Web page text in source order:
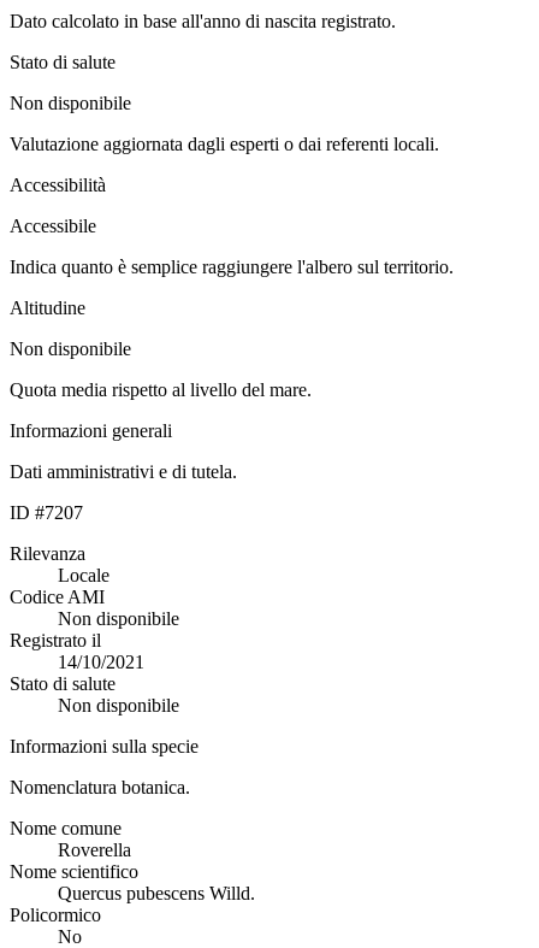
Dato calcolato in base all'anno di nascita registrato.
Stato di salute
Non disponibile
Valutazione aggiornata dagli esperti o dai referenti locali.
Accessibilità
Accessibile
Indica quanto è semplice raggiungere l'albero sul territorio.
Altitudine
Non disponibile
Quota media rispetto al livello del mare.
Informazioni generali
Dati amministrativi e di tutela.
ID #7207
Rilevanza
Locale
Codice AMI
Non disponibile
Registrato il
14/10/2021
Stato di salute
Non disponibile
Informazioni sulla specie
Nomenclatura botanica.
Nome comune
Roverella
Nome scientifico
Quercus pubescens Willd.
Policormico
No